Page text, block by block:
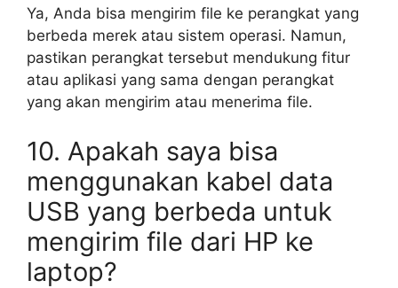
Ya, Anda bisa mengirim file ke perangkat yang
berbeda merek atau sistem operasi. Namun,
pastikan perangkat tersebut mendukung fitur
atau aplikasi yang sama dengan perangkat
yang akan mengirim atau menerima file.
10. Apakah saya bisa
menggunakan kabel data
USB yang berbeda untuk
mengirim file dari HP ke
laptop?